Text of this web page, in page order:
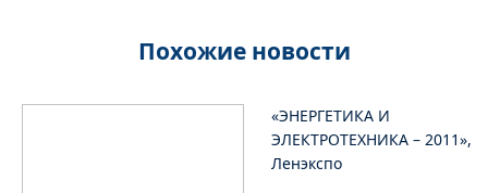
Похожие новости
«ЭНЕРГЕТИКА И
ЭЛЕКТРОТЕХНИКА – 2011»,
Ленэкспо